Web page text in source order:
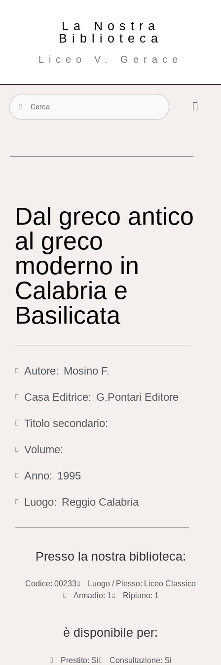
La Nostra
Biblioteca
Liceo V. Gerace
Dal greco antico
al greco
moderno in
Calabria e
Basilicata
Autore: Mosino F.
Casa Editrice: G.Pontari Editore
Titolo secondario:
Volume:
Anno: 1995
Luogo: Reggio Calabria
Presso la nostra biblioteca:
Codice: 00233
Luogo / Plesso: Liceo Classico
Armadio: 1
Ripiano: 1
è disponibile per:
Prestito: Si Consultazione: Si